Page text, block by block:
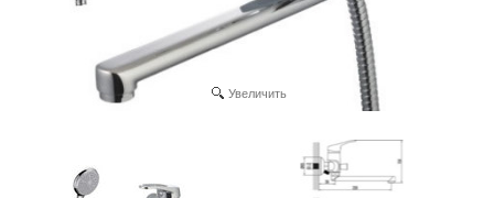
Увеличить